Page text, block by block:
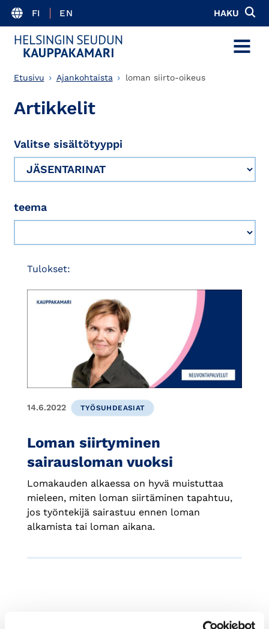
FI EN HAKU
MENU
Etusivu Ajankohtaista loman siirto-oikeus
Artikkelit
Valitse sisältötyyppi
teema
Tulokset:
14.6.2022 TYÖSUHDEASIAT
Loman siirtyminen
sairausloman vuoksi
Lomakauden alkaessa on hyvä muistuttaa
mieleen, miten loman siirtäminen tapahtuu,
jos työntekijä sairastuu ennen loman
alkamista tai loman aikana.